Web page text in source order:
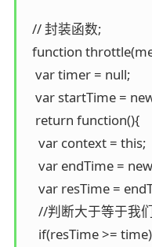
  // 封装函数;
function
   var timer = null;
var startTime =
   return function(){
    var context = this;
var endTime =
var resTime =
//判断大于等于
if(resTime >=